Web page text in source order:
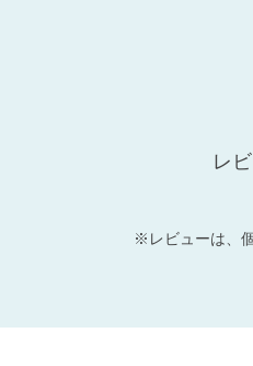
レ
※レビューは、